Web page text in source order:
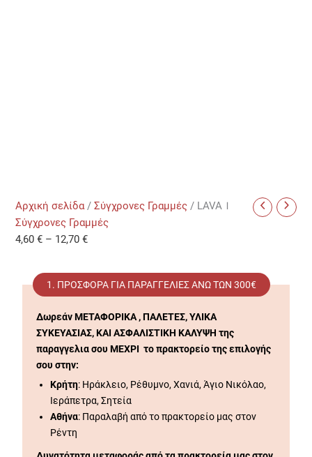
Αρχική σελίδα/Σύγχρονες Γραμμές / LAVAＩ
Σύγχρονες Γραμμές
4,60€ – 12,70€
1. ΠΡΟΣΦΟΡΆ ΓΙΑ ΠΑΡΑΓΓΕΛΊΕΣ ΑΝΩ ΤΩΝ 300€
Δωρεάν ΜΕΤΑΦΟΡΙΚΑ , ΠΑΛΕΤΕΣ, ΥΛΙΚΑ
ΣΥΚΕΥΑΣΙΑΣ, ΚΑΙ ΑΣΦΑΛΙΣΤΙΚΗ ΚΑΛΥΨΗ της
παραγγελια σου ΜΕΧΡΙ το πρακτορείο της επιλογής
σου στην:
Κρήτη: Ηράκλειο, Ρέθυμνο, Χανιά, Άγιο Νικόλαο,
Ιεράπετρα, Σητεία
Αθήνα: Παραλαβή από το πρακτορείο μας στον
Ρέντη